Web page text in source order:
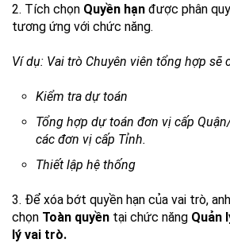
2. Tích chọn Quyền hạn được phân
tương ứng với chức năng.
Ví dụ: Vai trò Chuyên viên tổng hợp sẽ
Kiểm tra dự toán
Tổng hợp dự toán đơn vị cấp
các đơn vị cấp Tỉnh.
Thiết lập hệ thống
3. Để xóa bớt quyền hạn của vai trò,
chọn Toàn quyền tại chức năng Quản
lý vai trò.